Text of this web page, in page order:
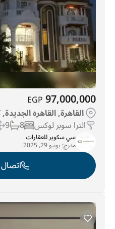
97,000,000
EGP
القاهرة, القاهره
الترا سوبر لوكس 8
9
سي سكوير للعقارات
مدرج: يونيو 29, 2025
اتصال